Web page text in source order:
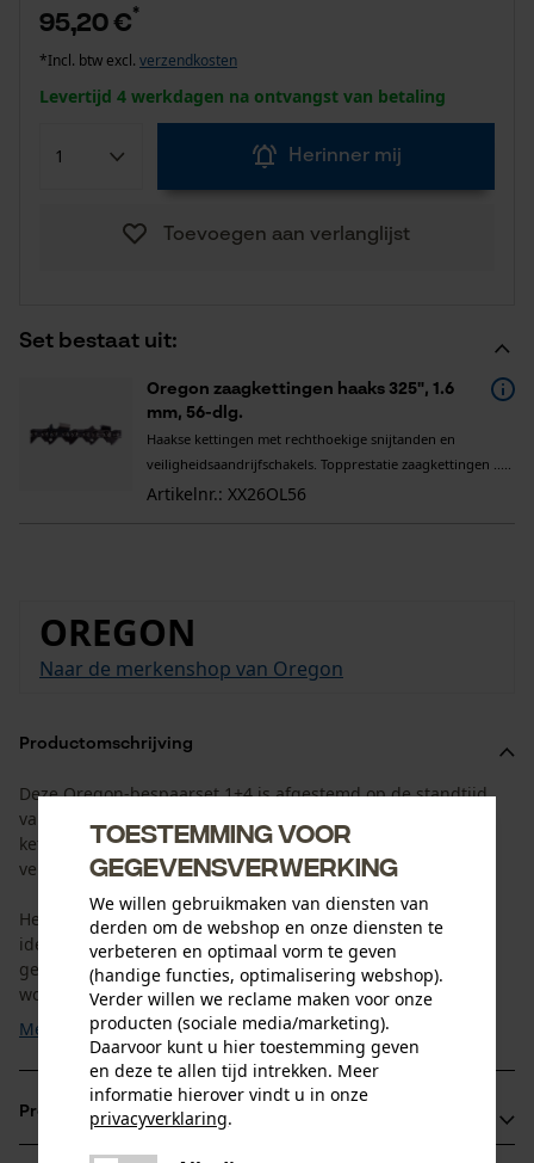
Set bestaat uit:
Oregon zaagkettingen haaks 325", 1.6
mm, 56-dlg.
Haakse kettingen met rechthoekige snijtanden en
veiligheidsaandrijfschakels. Topprestatie zaagkettingen .....
Artikelnr.: XX26OL56
95,20 €*
*Incl. btw excl. verzendkosten
Levertijd 4 werkdagen na ontvangst van betaling
Herinner mij
Toevoegen aan verlanglijst
OREGON
Naar de merkenshop van Oregon
Productomschrijving
Deze Oregon-bespaarset 1+4 is afgestemd op de standtijd
van het kettingblad en de zaagketting. U ontvangt 1
kettingblad met 4 bijpassende zaagkettingen. Zo hebt u de
vervangende kettingen altijd binnen handbereik.
Het professionele ControlCut-kettingblad van Oregon is
ideaal voor toepassingen waarbij gelijkmatig en
gecontroleerd zagen vereist is. Door het smalle neusstuk
wordt het ...
Meer tonen
Productvoordelen
Toestemming voor
gegevensverwerking
We willen gebruikmaken van diensten van
derden om de webshop en onze diensten te
verbeteren en optimaal vorm te geven
(handige functies, optimalisering webshop).
Verder willen we reclame maken voor onze
producten (sociale media/marketing).
Daarvoor kunt u hier toestemming geven
en deze te allen tijd intrekken. Meer
informatie hierover vindt u in onze
privacyverklaring.